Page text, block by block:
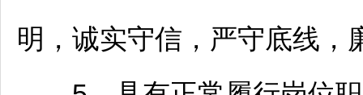
明，诚实守信，严守底线，